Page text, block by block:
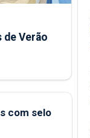
de Verão
com selo